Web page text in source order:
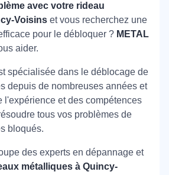
avec votre rideau
Voisins et vous recherchez une
pour le débloquer ? METAL
aider.
spécialisée dans le déblocage de
depuis de nombreuses années et
l'expérience et des compétences
tous vos problèmes de
bloqués.
des experts en dépannage et
métalliques à Quincy-